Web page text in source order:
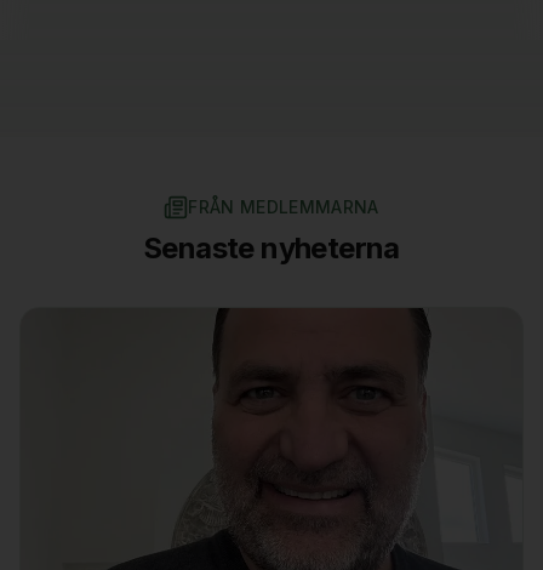
FRÅN MEDLEMMARNA
Senaste nyheterna